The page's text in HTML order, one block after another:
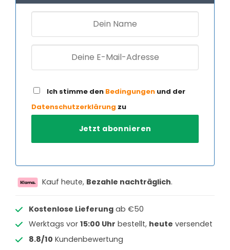
Ich stimme den Bedingungen und der
Datenschutzerklärung zu
Kauf heute, Bezahle nachträglich.
Kostenlose Lieferungab €50
Werktags vor 15:00 Uhr bestellt, heute versendet
8.8/10 Kundenbewertung